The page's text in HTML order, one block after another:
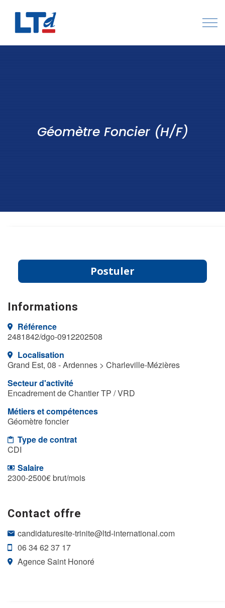
Contactez-nousGéomètre Foncier (H/F)
Postuler
Informations
Référence
2481842/dgo-0912202508
Localisation
Grand Est, 08 - Ardennes > Charleville-Mézières
Secteur d'activité
Encadrement de Chantier TP / VRD
Métiers et compétences
Géomètre foncier
Type de contrat
CDI
Salaire
2300-2500€ brut/mois
Contact offre
candidaturesite-trinite@ltd-international.com
06 34 62 37 17
Agence Saint Honoré